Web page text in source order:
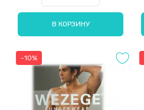
В КОРЗИНУ
-10%